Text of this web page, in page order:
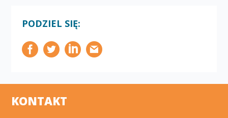
PODZIEL SIĘ:
KONTAKT